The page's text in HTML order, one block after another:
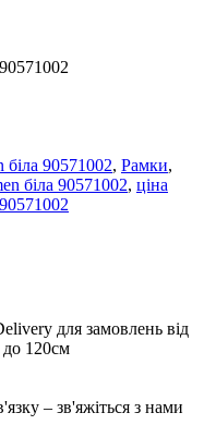
90571002, Рамки,
біла 90571002, ціна
для замовлень від
120см
– зв'яжіться з нами